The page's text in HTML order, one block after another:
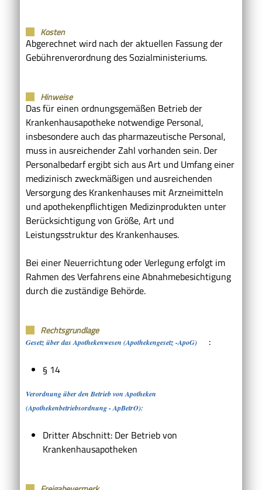
Kosten
Abgerechnet wird nach der aktuellen Fassung der
Gebührenverordnung des Sozialministeriums.
Hinweise
Das für einen ordnungsgemäßen Betrieb der
Krankenhausapotheke notwendige Personal,
insbesondere auch das pharmazeutische Personal,
muss in ausreichender Zahl vorhanden sein. Der
Personalbedarf ergibt sich aus Art und Umfang einer
medizinisch zweckmäßigen und ausreichenden
Versorgung des Krankenhauses mit Arzneimitteln
und apothekenpflichtigen Medizinprodukten unter
Berücksichtigung von Größe, Art und
Leistungsstruktur des Krankenhauses.
Bei einer Neuerrichtung oder Verlegung erfolgt im
Rahmen des Verfahrens eine Abnahmebesichtigung
durch die zuständige Behörde.
Rechtsgrundlage
Gesetz über das Apothekenwesen (Apothekengesetz -ApoG)
:
§ 14
Verordnung über den Betrieb von Apotheken
(Apothekenbetriebsordnung - ApBetrO):
Dritter Abschnitt: Der Betrieb von
Krankenhausapotheken